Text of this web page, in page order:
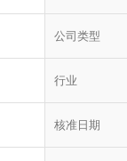
公司类型
行业
核准日期